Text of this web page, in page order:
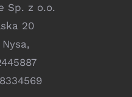
Sp. z o.o.
20